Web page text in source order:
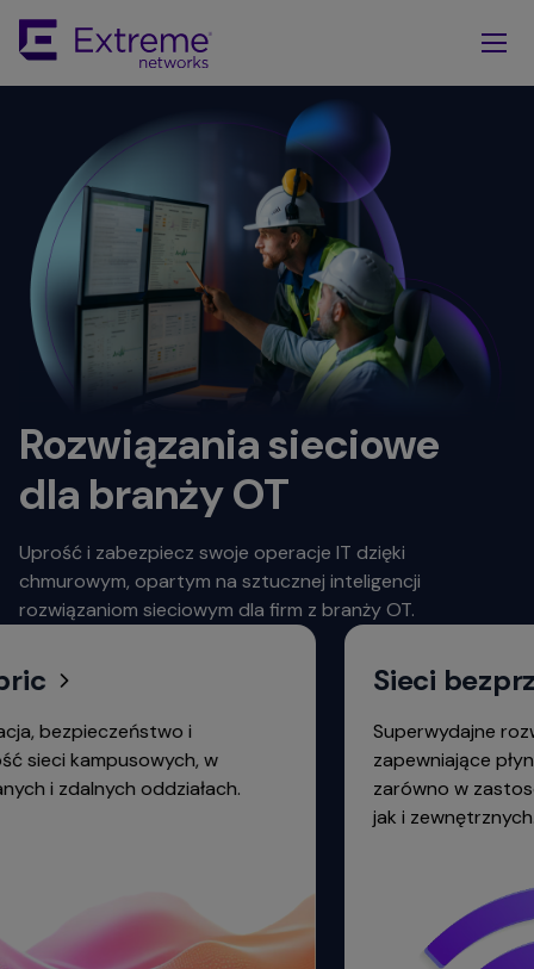
Main
Content
Rozwiązania sieciowe
dla branży OT
Uprość i zabezpiecz swoje operacje IT dzięki
chmurowym, opartym na sztucznej inteligencji
rozwiązaniom sieciowym dla firm z branży OT.
i
w
oddziałach.
Sieci
Superwydajne
zapewniające płynny
zarówno w
jak i zewnętrznych.